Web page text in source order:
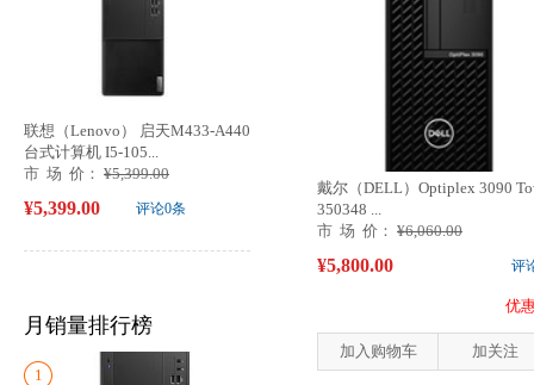
联想（Lenovo） 启天M433-A440
台式计算机 I5-105...
市 场 价： ¥5,399.00
评论0条
¥5,399.00
月销量排行榜
1
戴尔（DELL）Optiplex 3090
350348 ...
市 场 价： ¥6,060.00
评
¥5,800.00
优
加入购物车 加关注